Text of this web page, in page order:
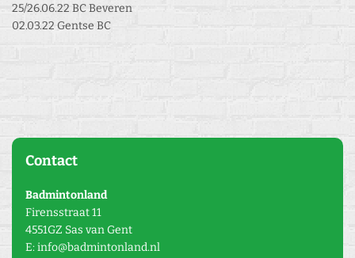
25/26.06.22 BC Beveren
02.03.22 Gentse BC
Contact
Badmintonland
Firensstraat 11
4551GZ Sas van Gent
E: info@badmintonland.nl